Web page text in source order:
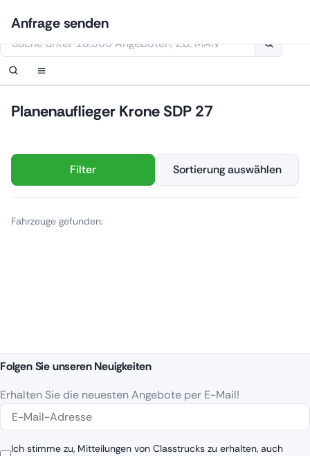
Inhalt
springen
Planenauflieger Krone SDP 27
Filter Sortierung auswählen
Fahrzeuge gefunden:
Folgen Sie unseren Neuigkeiten
Erhalten Sie die neuesten Angebote per E-Mail!
Ich stimme zu, Mitteilungen von Classtrucks zu erhalten, auch
Anmelden
Benachrichtigung einrichten
Diese Webseite verwendet Cookies
Kontaktiere uns
Ihre Anfrage wurde erhalten.
Anfrage senden
Benachrichtigung einrichten